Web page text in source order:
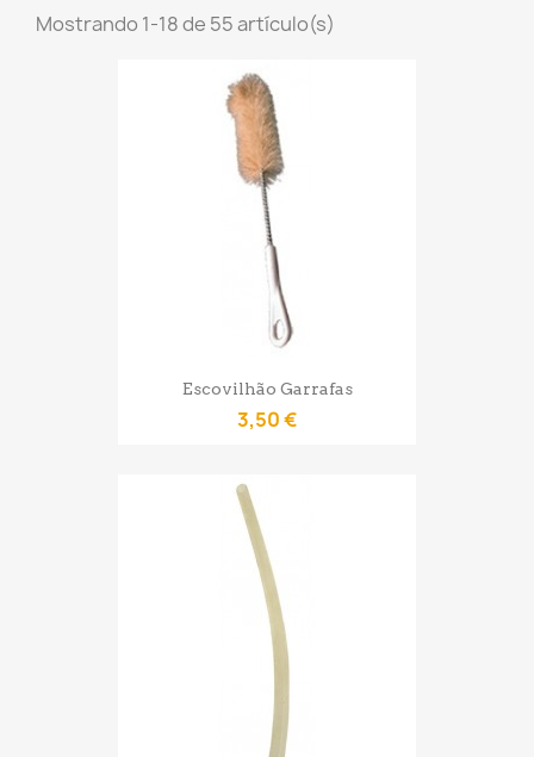
Mostrando 1-18 de 55 artículo(s)
Escovilhão Garrafas
3,50 €